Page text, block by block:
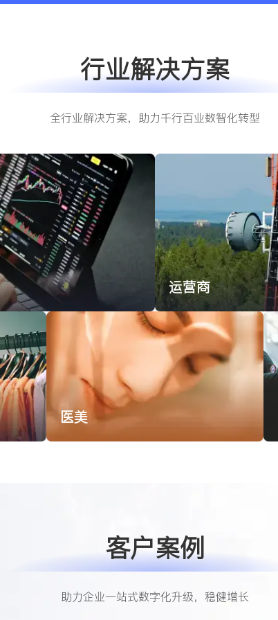
行业解决方案
全行业解决方案，助力千行百业数智化转型
运营商
医美
客户案例
助力企业一站式数字化升级，稳健增长